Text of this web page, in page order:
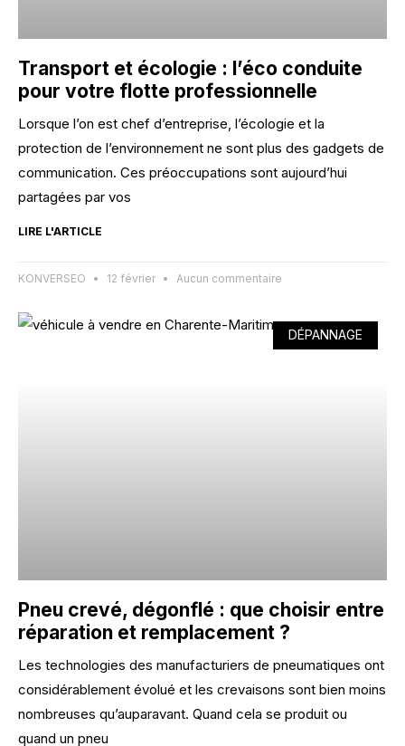
Transport et écologie : l’éco conduite
pour votre flotte professionnelle
Lorsque l’on est chef d’entreprise, l’écologie et la
protection de l’environnement ne sont plus des gadgets de
communication. Ces préoccupations sont aujourd’hui
partagées par vos
LIRE L'ARTICLE
KONVERSEO 12 février Aucun commentaire
DÉPANNAGE
Pneu crevé, dégonflé : que choisir entre
réparation et remplacement ?
Les technologies des manufacturiers de pneumatiques ont
considérablement évolué et les crevaisons sont bien moins
nombreuses qu’auparavant. Quand cela se produit ou
quand un pneu